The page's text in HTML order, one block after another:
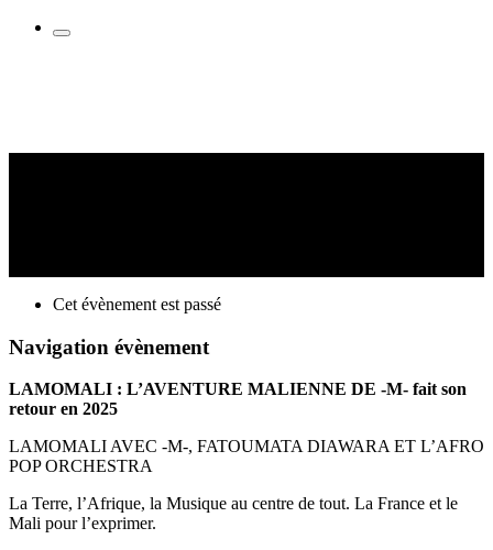
Cet évènement est passé
Navigation évènement
LAMOMALI : L’AVENTURE MALIENNE DE -M- fait son
retour en 2025
LAMOMALI AVEC -M-, FATOUMATA DIAWARA ET L’AFRO
POP ORCHESTRA
La Terre, l’Afrique, la Musique au centre de tout. La France et le
Mali pour l’exprimer.